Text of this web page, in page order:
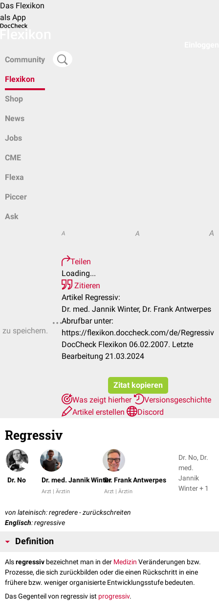
Das Flexikon
als App
Community
Flexikon
Shop
News
Jobs
CME
Flexa
Piccer
Ask
speichern.
A A A
Teilen
Loading...
Zitieren
Artikel Regressiv:
Dr. med. Jannik Winter, Dr. Frank Antwerpes
Abrufbar unter:
https://flexikon.doccheck.com/de/Regressiv
DocCheck Flexikon 06.02.2007. Letzte
Bearbeitung 21.03.2024
Zitat kopieren
Was zeigt hierher
Versionsgeschichte
Artikel erstellen
Discord
Regressiv
Dr. No Dr. med. Jannik Winter
Arzt | Ärztin
Dr. Frank Antwerpes
Arzt | Ärztin
Dr. No, Dr.
med.
Jannik
Winter + 1
von lateinisch: regredere - zurückschreiten
Englisch: regressive
Definition
Alsregressiv bezeichnet man in der Medizin Veränderungen bzw.
Prozesse, die sich zurückbilden oder die einen Rückschritt in eine
frühere bzw. weniger organisierte Entwicklungsstufe bedeuten.
Das Gegenteil von regressiv ist progressiv.